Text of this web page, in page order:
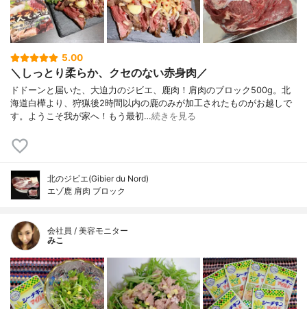
5.00
＼しっとり柔らか、クセのない赤身肉／
ドドーンと届いた、大迫力のジビエ、鹿肉！肩肉のブロック500g。北
海道白樺より、狩猟後2時間以内の鹿のみが加工されたものがお越しで
す。ようこそ我が家へ！もう最初…続きを見る
北のジビエ(Gibier du Nord)
エゾ鹿 肩肉 ブロック
会社員 / 美容モニター
みこ